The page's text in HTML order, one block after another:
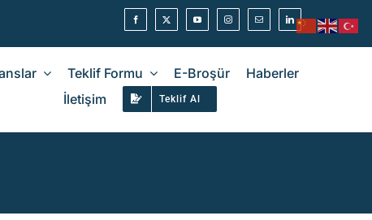
Teklif Formu E-Broşür
Haberler
İletişim
Teklif Al